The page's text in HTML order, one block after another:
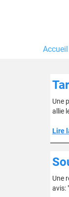
Accueil
Une
allie
Lire
Une
avis: